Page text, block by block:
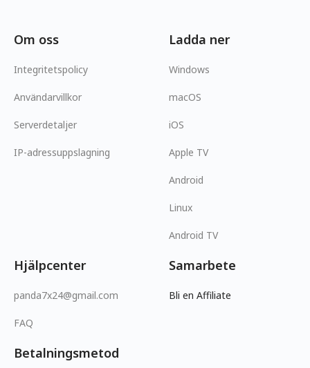
Om oss
Integritetspolicy
Användarvillkor
Serverdetaljer
IP-adressuppslagning
Ladda ner
Windows
macOS
iOS
Apple TV
Android
Linux
Android TV
Hjälpcenter
panda7x24@gmail.com
FAQ
Samarbete
Bli en Affiliate
Betalningsmetod